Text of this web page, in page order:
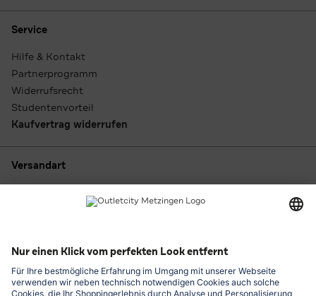
Service
Hilfe & Kontakt
Partnerprogramm
Widerrufsrecht
Studentenvorteil
Kaufvertrag widerrufen
Versandart